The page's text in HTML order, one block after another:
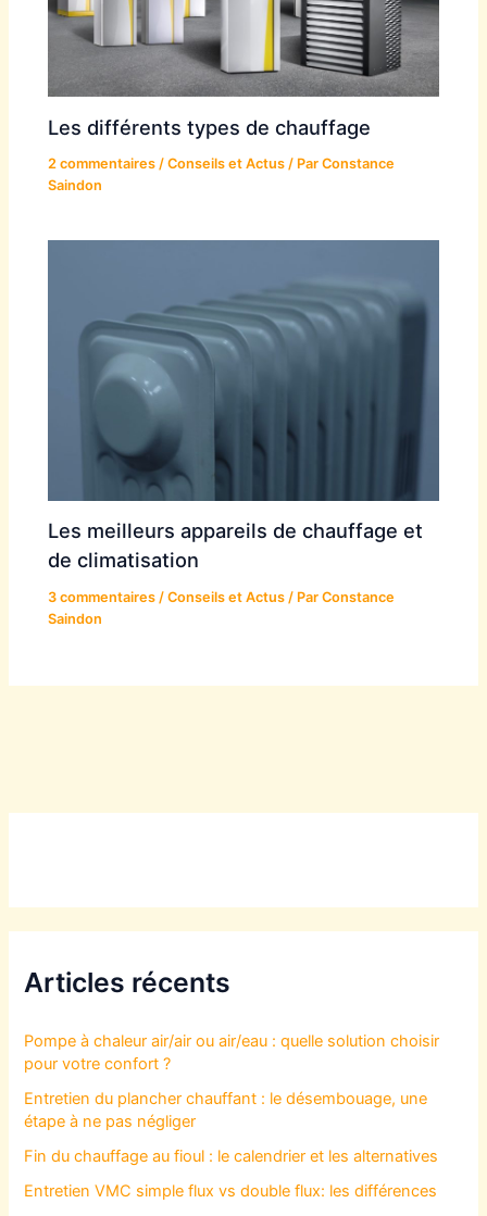
Les différents types de chauffage
2 commentaires /Conseils et Actus / ParConstance
Saindon
Les meilleurs appareils de chauffage et
de climatisation
3 commentaires /Conseils et Actus / ParConstance
Saindon
Articles récents
Pompe à chaleur air/air ou air/eau : quelle solution choisir
pour votre confort ?
Entretien du plancher chauffant : le désembouage, une
étape à ne pas négliger
Fin du chauffage au fioul : le calendrier et les alternatives
Entretien VMC simple flux vs double flux: les différences